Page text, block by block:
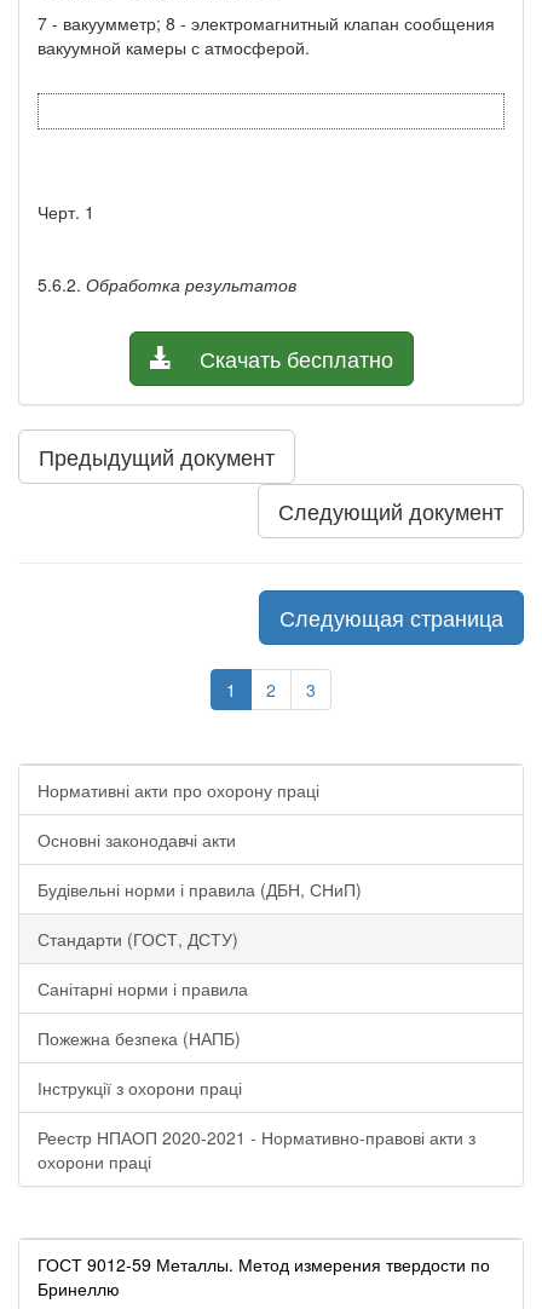
7 - вакуумметр; 8 - электромагнитный клапан сообщения
вакуумной камеры с атмосферой.
Черт. 1
5.6.2. Обработка результатов
Скачать бесплатно
Предыдущий документ
Следующий документ
Следующая страница
1 2 3
Нормативні акти про охорону праці
Основні законодавчі акти
Будівельні норми і правила (ДБН, СНиП)
Стандарти (ГОСТ, ДСТУ)
Санітарні норми і правила
Пожежна безпека (НАПБ)
Інструкції з охорони праці
Реестр НПАОП 2020-2021 - Нормативно-правові акти з
охорони праці
ГОСТ 9012-59 Металлы. Метод измерения твердости по
Бринеллю